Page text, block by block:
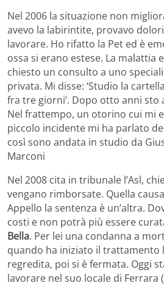
Nel 2006 la situazione non
avevo la labirintite, provavo
lavorare. Ho rifatto la Pet ed è
ossa si erano estese. La malattia
chiesto un consulto a uno
privata. Mi disse: ‘Studio la
fra tre giorni’. Dopo otto anni
Nel frattempo, un otorino cui mi
piccolo incidente mi ha parlato
così sono andata in studio da
Marconi
Nel 2008 cita in tribunale l’Asl,
vengano rimborsate. Quella
Appello la sentenza è un’altra.
costi e non potrà più essere
Bella. Per lei una condanna a
quando ha iniziato il trattamento
regredita, poi si è fermata. Oggi
lavorare nel suo locale di Ferrara